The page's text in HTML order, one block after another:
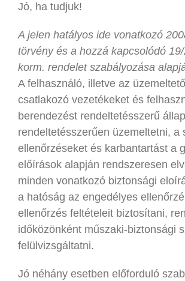
Jó, ha tudjuk!
A jelen hatályos ide vonatkozó
törvény és a hozzá kapcsolódó
korm. rendelet szabályozása
A felhasználó, illetve az
csatlakozó vezetékeket és
berendezést rendeltetésszerű
rendeltetésszerűen üzemeltetni, a
ellenőrzéseket és karbantartást a
előírások alapján rendszeresen
minden vonatkozó biztonsági
a hatóság az engedélyes
ellenőrzés feltételeit biztosítani,
időközönként műszaki-biztonsági
felülvizsgáltatni.
Jó néhány esetben előforduló